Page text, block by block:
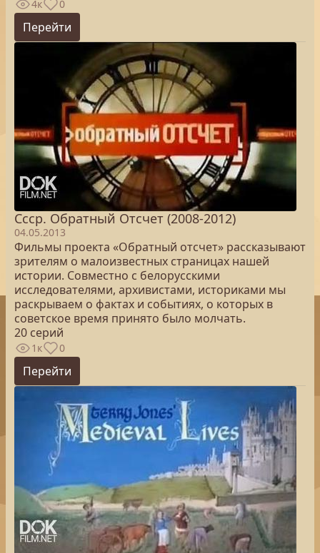
4к 0
Перейти
Ссср. Обратный Отсчет (2008-2012)
04.05.2013
Фильмы проекта «Обратный отсчет» рассказывают
зрителям о малоизвестных страницах нашей
истории. Совместно с белорусскими
исследователями, архивистами, историками мы
раскрываем о фактах и событиях, о которых в
советское время принято было молчать.
20 серий
1к 0
Перейти